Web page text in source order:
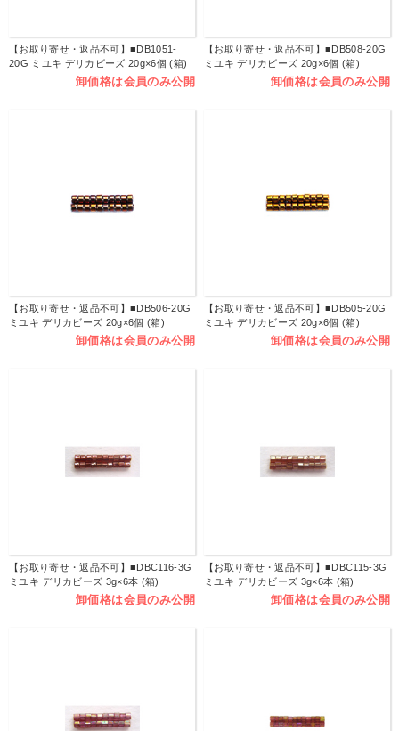
【お取り寄せ・返品不可】■DB1051-
20G ミユキ デリカビーズ 20g×6個 (箱)
卸価格は会員のみ公開
【お取り寄せ・返品不可】■DB508-20G
ミユキ デリカビーズ 20g×6個 (箱)
卸価格は会員のみ公開
【お取り寄せ・返品不可】■DB506-20G
ミユキ デリカビーズ 20g×6個 (箱)
卸価格は会員のみ公開
【お取り寄せ・返品不可】■DB505-20G
ミユキ デリカビーズ 20g×6個 (箱)
卸価格は会員のみ公開
【お取り寄せ・返品不可】■DBC116-3G
ミユキ デリカビーズ 3g×6本 (箱)
卸価格は会員のみ公開
【お取り寄せ・返品不可】■DBC115-3G
ミユキ デリカビーズ 3g×6本 (箱)
卸価格は会員のみ公開